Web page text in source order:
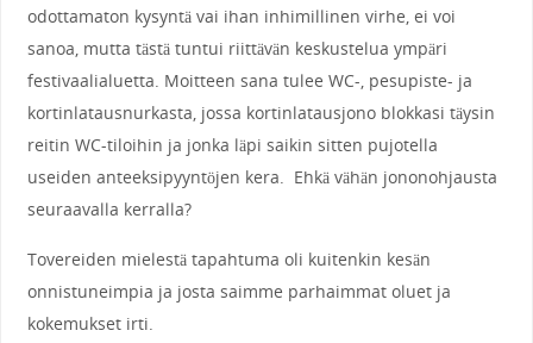
odottamaton kysyntä vai ihan inhimillinen virhe, ei voi
sanoa, mutta tästä tuntui riittävän keskustelua ympäri
festivaalialuetta. Moitteen sana tulee WC-, pesupiste- ja
kortinlatausnurkasta, jossa kortinlatausjono blokkasi täysin
reitin WC-tiloihin ja jonka läpi saikin sitten pujotella
useiden anteeksipyyntöjen kera. Ehkä vähän jononohjausta
seuraavalla kerralla?
Tovereiden mielestä tapahtuma oli kuitenkin kesän
onnistuneimpia ja josta saimme parhaimmat oluet ja
kokemukset irti.